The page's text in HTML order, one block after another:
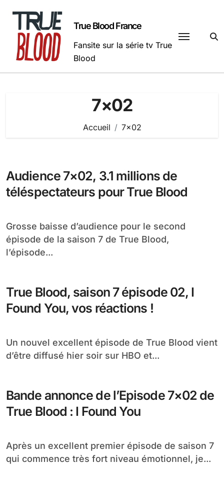
contenu
True Blood France
Fansite sur la série tv True
Blood
7×02
Accueil 7×02
Audience 7×02, 3.1 millions de
téléspectateurs pour True Blood
Grosse baisse d’audience pour le second
épisode de la saison 7 de True Blood,
l’épisode...
True Blood, saison 7 épisode 02, I
Found You, vos réactions !
Un nouvel excellent épisode de True Blood vient
d’être diffusé hier soir sur HBO et...
Bande annonce de l’Episode 7×02 de
True Blood : I Found You
Après un excellent premier épisode de saison 7
qui commence très fort niveau émotionnel, je...